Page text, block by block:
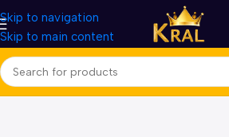
Skip to navigation
Skip to main content